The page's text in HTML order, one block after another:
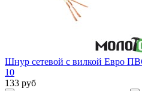
Шнур сетевой с вилкой Евро
10
133 руб